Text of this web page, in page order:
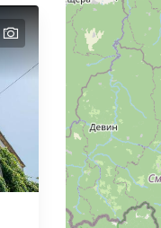
text